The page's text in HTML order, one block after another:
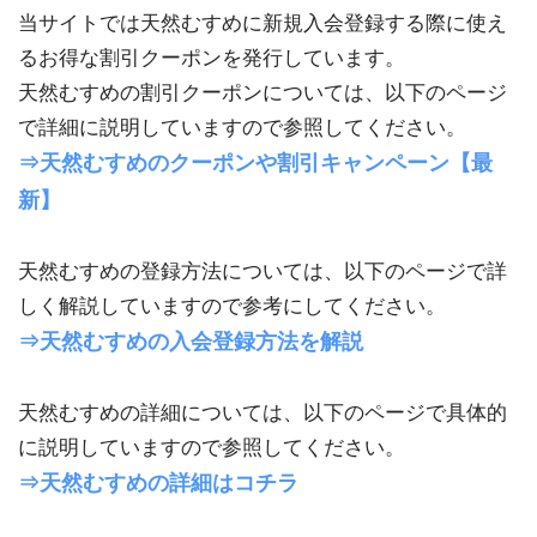
当サイトでは天然むすめに新規入会登録する際に使え
るお得な割引クーポンを発行しています。
天然むすめの割引クーポンについては、以下のページ
で詳細に説明していますので参照してください。
⇒天然むすめのクーポンや割引キャンペーン【最
新】
天然むすめの登録方法については、以下のページで詳
しく解説していますので参考にしてください。
⇒天然むすめの入会登録方法を解説
天然むすめの詳細については、以下のページで具体的
に説明していますので参照してください。
⇒天然むすめの詳細はコチラ